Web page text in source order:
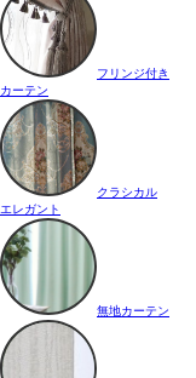
フリンジ付き
カーテン
クラシカル
エレガント
無地カーテン